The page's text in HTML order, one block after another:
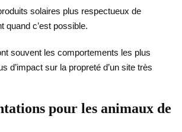
solaires plus respectueux de
quand c’est possible.
souvent les comportements les plus
d’impact sur la propreté d’un site très
pour les animaux de